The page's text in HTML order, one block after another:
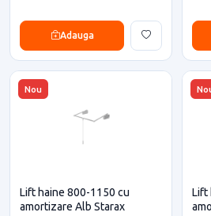
Adauga
Nou
Lift haine 800-1150 cu
amortizare Alb Starax
Lift